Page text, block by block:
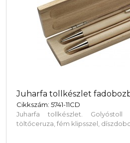
Juharfa tollkészlet
Cikkszám: 5741-11CD
Juharfa tollkészlet.
töltőceruza, fém klipsszel,